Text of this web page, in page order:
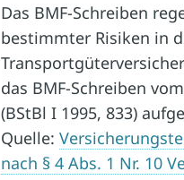
Das BMF-Schreiben
bestimmter Risiken in
das BMF-Schreiben
(BStBl I 1995, 833)
Quelle:
nach § 4 Abs. 1 Nr. 10